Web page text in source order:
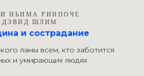
НЬИМА РИНПОЧЕ
ДЭВИД ШЛИМ
и сострадание
ламы всем, кто заботится
и умирающих людях